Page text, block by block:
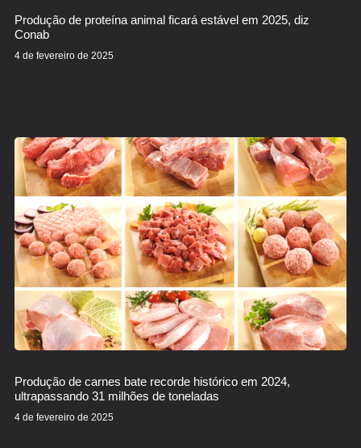
Produção de proteína animal ficará estável em 2025, diz
Conab
4 de fevereiro de 2025
Produção de carnes bate recorde histórico em 2024,
ultrapassando 31 milhões de toneladas
4 de fevereiro de 2025